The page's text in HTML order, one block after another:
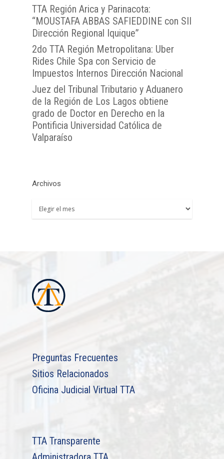
TTA Región Arica y Parinacota:
“MOUSTAFA ABBAS SAFIEDDINE con SII
Dirección Regional Iquique”
2do TTA Región Metropolitana: Uber
Rides Chile Spa con Servicio de
Impuestos Internos Dirección Nacional
Juez del Tribunal Tributario y Aduanero
de la Región de Los Lagos obtiene
grado de Doctor en Derecho en la
Pontificia Universidad Católica de
Valparaíso
Archivos
Archivos
Preguntas Frecuentes
Sitios Relacionados
Oficina Judicial Virtual TTA
TTA Transparente